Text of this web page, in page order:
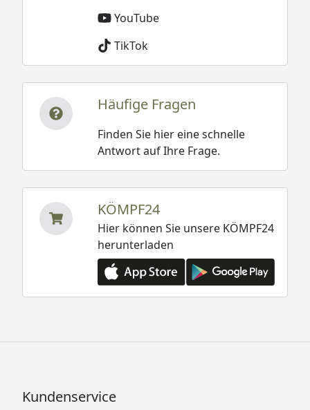
YouTube
TikTok
Häufige Fragen
Finden Sie hier eine schnelle
Antwort auf Ihre Frage.
KÖMPF24
Hier können Sie unsere KÖMPF24
herunterladen
Kundenservice